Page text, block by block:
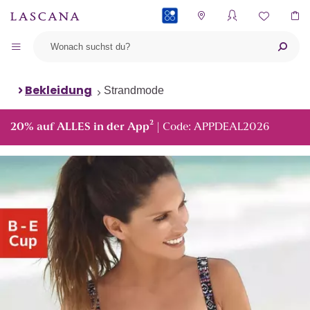
Bekleidung Strandmode
20% auf ALLES in der App² | Code: APPDEAL2026